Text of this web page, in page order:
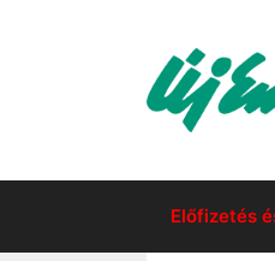
Előfizetés